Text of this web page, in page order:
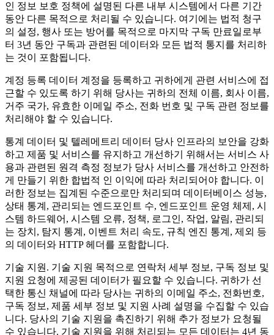
인 정보 보호 정책에 설명된 다른 내부 시스템에서 다른 기간
동안 다른 목적으로 처리될 수 있습니다. 여기에는 법적 청구
의 설정, 행사 또는 방어를 목적으로 마지막 구독 만료일로부
터 3년 동안 구독과 관련된 데이터와 모든 법적 통지를 처리하
는 것이 포함됩니다.
계정 등록 데이터 계정을 등록하고 귀하에게 관련 서비스에 접
근할 수 있도록 하기 위해 당사는 귀하의 전체 이름, 회사 이름,
거주 국가, 유효한 이메일 주소, 전화 번호 및 구독 관련 정보를
처리해야 할 수 있습니다.
통계 데이터 및 텔레메트리 데이터 당사 인프라의 보안을 강화
하고 제품 및 서비스를 유지하고 개선하기 위해서는 서비스 사
용과 관련된 원격 측정 정보가 당사 서비스를 개선하고 안전하
게 만들기 위한 합법적 인 이익에 따라 처리되어야 합니다. 이
러한 정보는 집계된 수준으로만 처리되며 데이터베이스 성능,
상태 통계, 관리되는 엔드포인트 수, 엔드포인트 운영 체제, 시
스템 하드웨어, 시스템 오류, 정책, 로그인, 작업, 알림, 관리되
는 장치, 탐지 통계, 이벤트 처리 속도, 규칙 엔진 통계, 제외 등
의 데이터와 HTTP 헤더를 포함합니다.
기술 지원 . 기술 지원 목적으로 연락처 세부 정보, 구독 정보 및
지원 요청에 제공된 데이터가 필요할 수 있습니다. 귀하가 선
택한 통신 채널에 따라 당사는 귀하의 이메일 주소, 전화번호,
구독 정보, 제품 세부 정보 및 지원 사례 설명을 수집할 수 있습
니다. 당사의 기술 지원을 촉진하기 위해 추가 정보가 요청될
수 있습니다. 기술 지원을 위해 처리되는 모든 데이터는 4년 동